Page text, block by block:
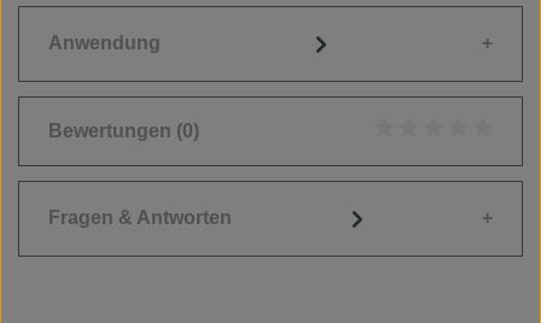
Anwendung
Bewertungen (0)
Fragen & Antworten